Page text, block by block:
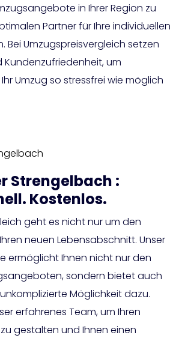
in Ihrer Region zu
Partner für Ihre individuellen
Bei Umzugspreisvergleich setzen
Kundenzufriedenheit, um
Umzug so stressfrei wie möglich
Strengelbach :
Kostenlos.
geht es nicht nur um den
neuen Lebensabschnitt. Unser
ermöglicht Ihnen nicht nur den
sondern bietet auch
Möglichkeit dazu.
erfahrenes Team, um Ihren
gestalten und Ihnen einen